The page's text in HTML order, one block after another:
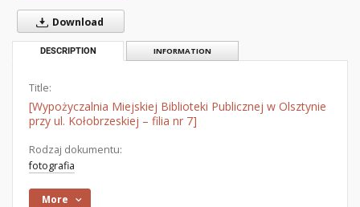
Download
DESCRIPTION INFORMATION
Title:
[Wypożyczalnia Miejskiej Biblioteki Publicznej w Olsztynie
przy ul. Kołobrzeskiej – filia nr 7]
Rodzaj dokumentu:
fotografia
More